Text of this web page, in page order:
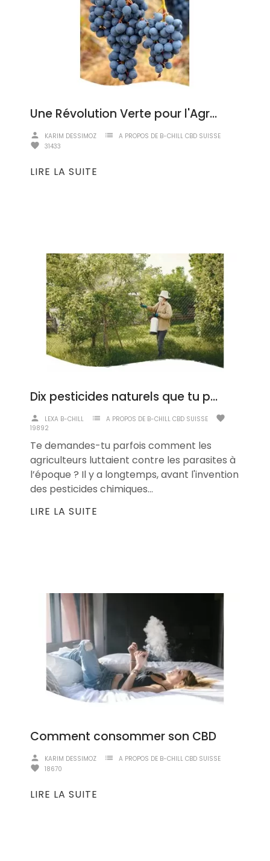
Une Révolution Verte pour l'Agriculture
person KARIM DESSIMOZ list A PROPOS DE B-CHILL CBD SUISSE
favorite 31433
LIRE LA SUITE
Dix pesticides naturels que tu peux fabriquer toi-même
person LEXA B-CHILL list A PROPOS DE B-CHILL CBD SUISSE favorite
19892
Te demandes-tu parfois comment les
agriculteurs luttaient contre les parasites à
l’époque ? Il y a longtemps, avant l'invention
des pesticides chimiques...
LIRE LA SUITE
Comment consommer son CBD
person KARIM DESSIMOZ list A PROPOS DE B-CHILL CBD SUISSE
favorite 18670
LIRE LA SUITE